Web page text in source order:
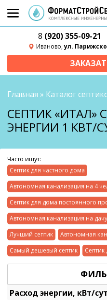
8 (920) 355-09-21
Иваново,ул.
Главная » Каталог
СЕПТИК «ИТАЛ»
ЭНЕРГИИ 1 КВТ/
Часто ищут:
Септик для частного дома
Автономная канализация на 4
Септик для дома постоянного
Автономная канализация на дачу
Лучший септик
Автономная
Самый дешевый септик
Септик
Расход энергии, кВт/